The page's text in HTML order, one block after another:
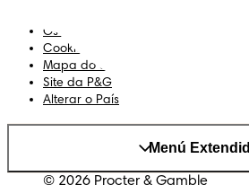
Os Meus Dados
Cookies
Mapa do Site
Site da P&G
Alterar o País
Menú
© 2026 Procter & Gamble